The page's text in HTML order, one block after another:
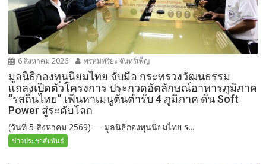
6 สิงหาคม 2026 พรหมพิริยะ จันทร์เพ็ญ
มูลนิธิกองทุนนิยมไทย จับมือ กระทรวงวัฒนธรรม
แถลงเปิดตัวโครงการ ประกวดอัตลักษณ์อาหารภูมิภาค
“รสถิ่นไทย” เฟ้นหาเมนูต้นตำรับ 4 ภูมิภาค ดัน Soft
Power สู่ระดับโลก
(วันที่ 5 สิงหาคม 2569) — มูลนิธิกองทุนนิยมไทย ร...
ข่าวประชาสัมพันธ์